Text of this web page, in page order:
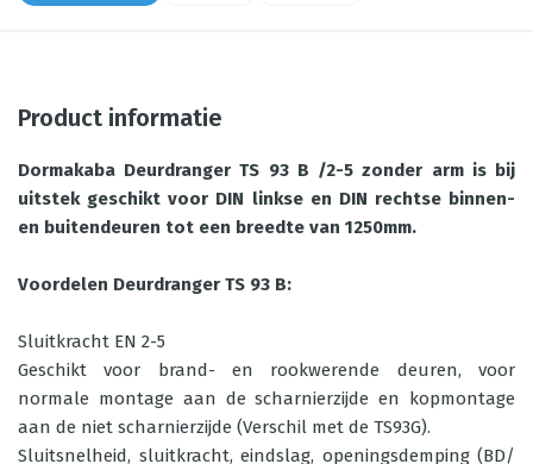
Product informatie
Dormakaba Deurdranger TS 93 B /2-5 zonder arm is bij
uitstek geschikt voor DIN linkse en DIN rechtse binnen-
en buitendeuren tot een breedte van 1250mm.
Voordelen Deurdranger TS 93 B:
Sluitkracht EN 2-5
Geschikt voor brand- en rookwerende deuren, voor
normale montage aan de scharnierzijde en kopmontage
aan de niet scharnierzijde (Verschil met de TS93G).
Sluitsnelheid, sluitkracht, eindslag, openingsdemping (BD/